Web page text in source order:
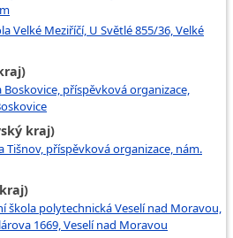
Velké Meziříčí, U Světlé 855/36, Velké
příspěvková organizace,
kraj)
Tišnov, příspěvková organizace, nám.
škola polytechnická Veselí nad Moravou,
1669, Veselí nad Moravou